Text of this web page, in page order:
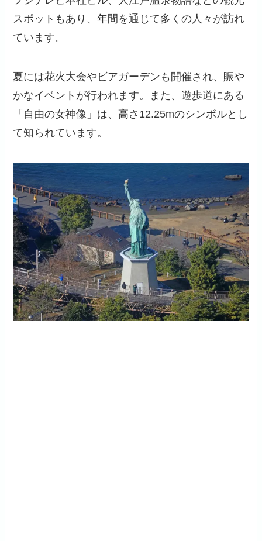
スポットもあり、年間を通じて多くの人々が訪れ
ています。
夏には花火大会やビアガーデンも開催され、賑や
かなイベントが行われます。また、遊歩道にある
「自由の女神像」は、高さ12.25mのシンボルとし
て知られています。